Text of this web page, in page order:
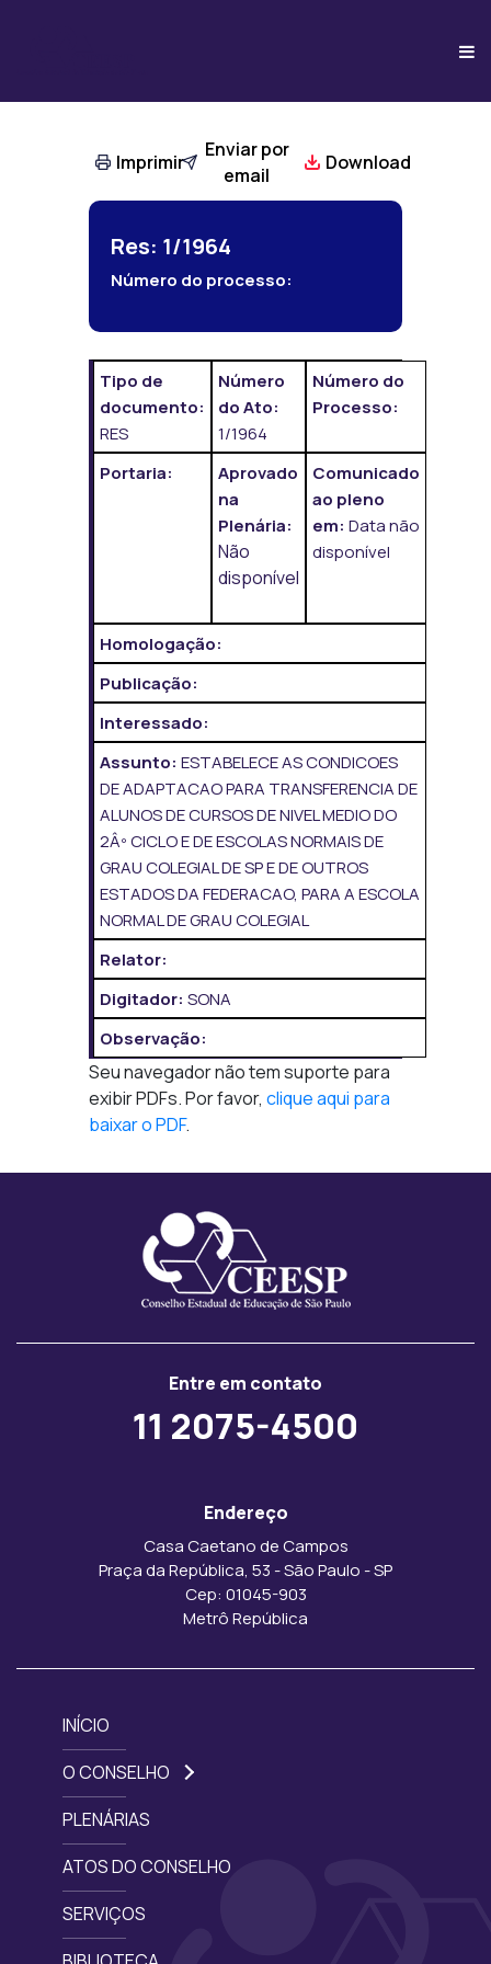
Imprimir
Enviar por
email
Download
Res: 1/1964
Número do processo:
Tipo de
documento:
RES
Número
do Ato:
1/1964
Número do
Processo:
Portaria:
Aprovado
na
Plenária:
Não
disponível
Comunicado
ao pleno
em: Data não
disponível
Homologação:
Publicação:
Interessado:
Assunto: ESTABELECE AS CONDICOES
DE ADAPTACAO PARA TRANSFERENCIA DE
ALUNOS DE CURSOS DE NIVEL MEDIO DO
2Âº CICLO E DE ESCOLAS NORMAIS DE
GRAU COLEGIAL DE SP E DE OUTROS
ESTADOS DA FEDERACAO, PARA A ESCOLA
NORMAL DE GRAU COLEGIAL
Relator:
Digitador: SONA
Observação:
Seu navegador não tem suporte para
exibir PDFs. Por favor, clique aqui para
baixar o PDF.
Entre em contato
11 2075-4500
Endereço
Casa Caetano de Campos
Praça da República, 53 - São Paulo - SP
Cep: 01045-903
Metrô República
INÍCIO
O CONSELHO
PLENÁRIAS
ATOS DO CONSELHO
SERVIÇOS